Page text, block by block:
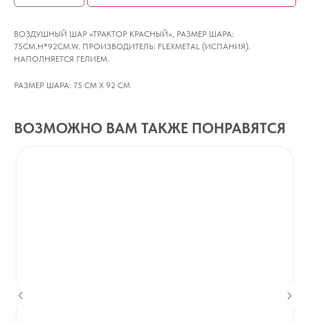
ВОЗДУШНЫЙ ШАР «ТРАКТОР КРАСНЫЙ», РАЗМЕР ШАРА:
75CM.H*92CM.W. ПРОИЗВОДИТЕЛЬ: FLEXMETAL (ИСПАНИЯ).
НАПОЛНЯЕТСЯ ГЕЛИЕМ.
РАЗМЕР ШАРА: 75 СМ Х 92 СМ
ВОЗМОЖНО ВАМ ТАКЖЕ ПОНРАВЯТСЯ